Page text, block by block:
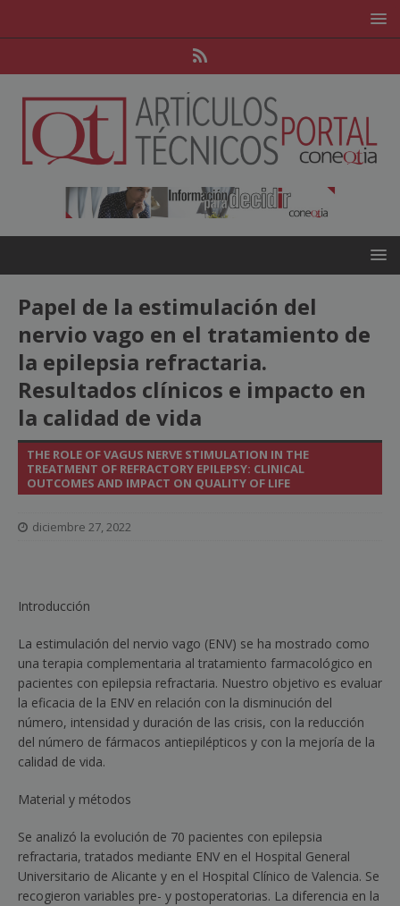
Papel de la estimulación del
nervio vago en el tratamiento de
la epilepsia refractaria.
Resultados clínicos e impacto en
la calidad de vida
THE ROLE OF VAGUS NERVE STIMULATION IN THE
TREATMENT OF REFRACTORY EPILEPSY: CLINICAL
OUTCOMES AND IMPACT ON QUALITY OF LIFE
diciembre 27, 2022
Introducción
La estimulación del nervio vago (ENV) se ha mostrado como
una terapia complementaria al tratamiento farmacológico en
pacientes con epilepsia refractaria. Nuestro objetivo es evaluar
la eficacia de la ENV en relación con la disminución del
número, intensidad y duración de las crisis, con la reducción
del número de fármacos antiepilépticos y con la mejoría de la
calidad de vida.
Material y métodos
Se analizó la evolución de 70 pacientes con epilepsia
refractaria, tratados mediante ENV en el Hospital General
Universitario de Alicante y en el Hospital Clínico de Valencia. Se
recogieron variables pre- y postoperatorias. La diferencia en la